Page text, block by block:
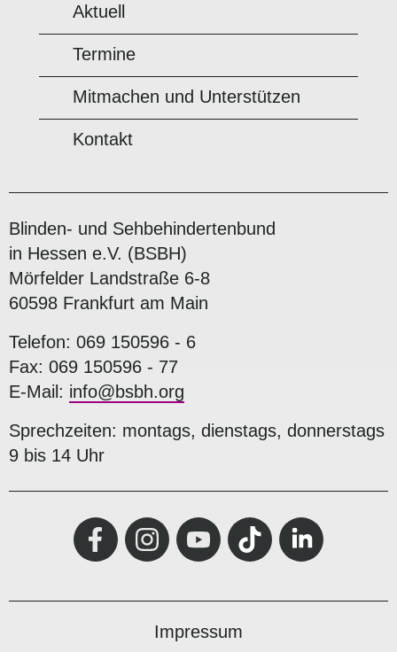
Aktuell
Termine
Mitmachen und Unterstützen
Kontakt
Blinden- und Sehbehindertenbund
in Hessen e.V. (BSBH)
Mörfelder Landstraße 6-8
60598 Frankfurt am Main
Telefon: 069 150596 - 6
Fax: 069 150596 - 77
E-Mail: info@bsbh.org
Sprechzeiten: montags, dienstags, donnerstags
9 bis 14 Uhr
Impressum